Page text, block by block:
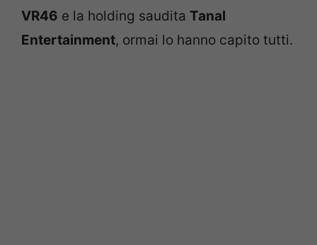
VR46 e la holding saudita Tanal
Entertainment, ormai lo hanno capito tutti.